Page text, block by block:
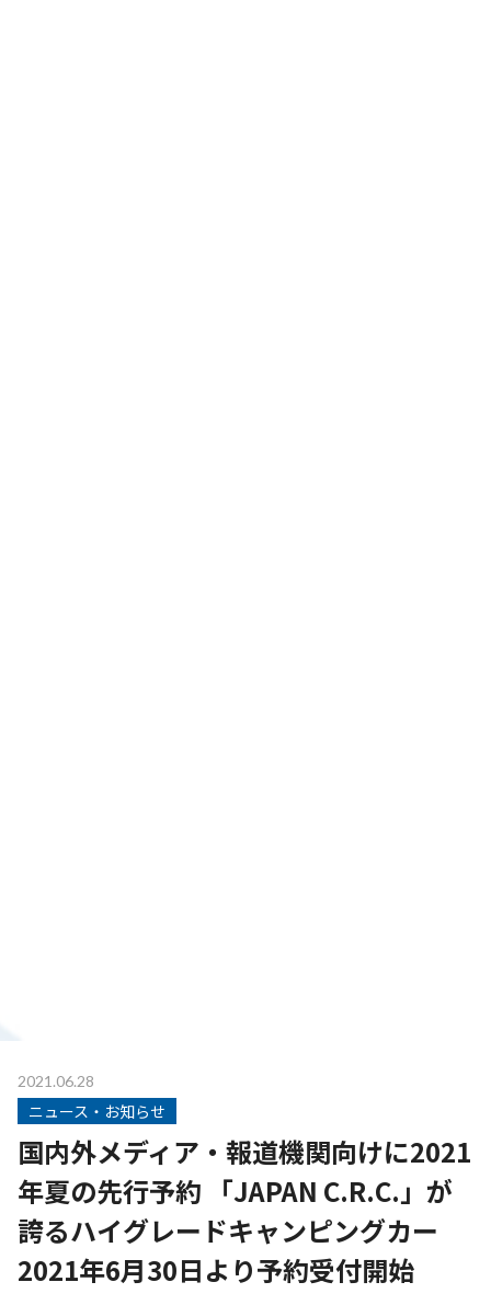
2021.06.28
ニュース・お知らせ
国内外メディア・報道機関向けに2021
年夏の先行予約 「JAPAN C.R.C.」が
誇るハイグレードキャンピングカー
2021年6月30日より予約受付開始